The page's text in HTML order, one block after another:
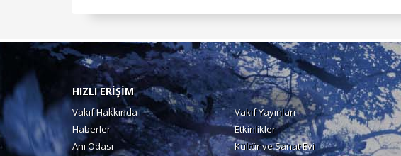
HIZLI ERİŞİM
Vakıf Hakkında
Vakıf Yayınları
Haberler
Etkinlikler
Anı Odası
Kültür ve Sanat Evi